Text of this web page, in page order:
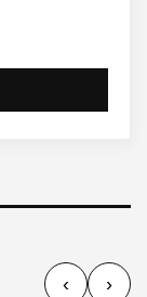
‹ ›